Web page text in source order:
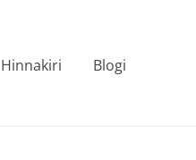
Hinnakiri Blogi